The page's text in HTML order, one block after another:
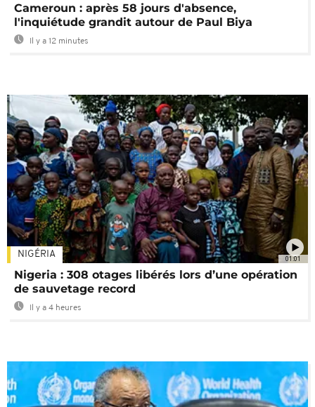
Cameroun : après 58 jours d'absence,
l'inquiétude grandit autour de Paul Biya
Il y a 12 minutes
01:01
NIGÉRIA
Nigeria : 308 otages libérés lors d’une opération
de sauvetage record
Il y a 4 heures